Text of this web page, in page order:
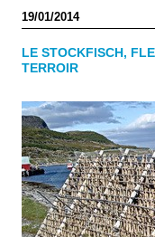
19/01/2014
LE STOCKFISCH,
TERROIR